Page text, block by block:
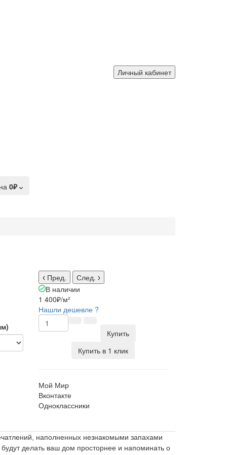
Личный кабинет
на 0₽
Пред.
След.
В наличии
1 400₽/м²
Нашли дешевле ?
Купить
Купить в 1 клик
Мой Мир
Вконтакте
Одноклассники
наполненных незнакомыми запахами
делать ваш дом просторнее и напоминать о